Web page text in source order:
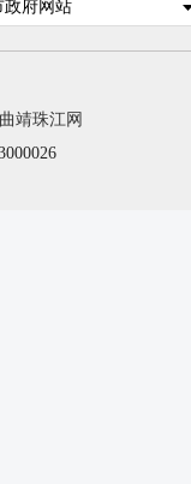
政府网站
曲靖珠江网